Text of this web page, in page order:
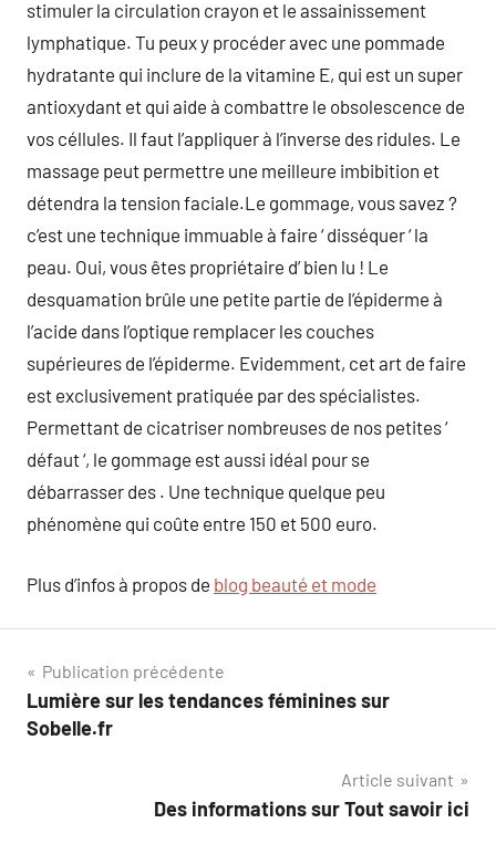
stimuler la circulation crayon et le assainissement
lymphatique. Tu peux y procéder avec une pommade
hydratante qui inclure de la vitamine E, qui est un super
antioxydant et qui aide à combattre le obsolescence de
vos céllules. Il faut l’appliquer à l’inverse des ridules. Le
massage peut permettre une meilleure imbibition et
détendra la tension faciale.Le gommage, vous savez ?
c’est une technique immuable à faire ‘ disséquer ‘ la
peau. Oui, vous êtes propriétaire d’ bien lu ! Le
desquamation brûle une petite partie de l’épiderme à
l’acide dans l’optique remplacer les couches
supérieures de l’épiderme. Evidemment, cet art de faire
est exclusivement pratiquée par des spécialistes.
Permettant de cicatriser nombreuses de nos petites ‘
défaut ‘, le gommage est aussi idéal pour se
débarrasser des . Une technique quelque peu
phénomène qui coûte entre 150 et 500 euro.
Plus d’infos à propos de blog beauté et mode
Navigation
de
Publication précédente
Lumière sur les tendances féminines sur
Sobelle.fr
Article suivant
Des informations sur Tout savoir ici